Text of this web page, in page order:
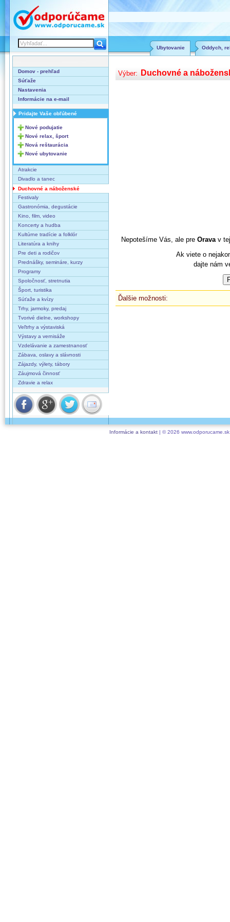
Oddych,
Ubytovanie
Domov - prehľad
Súťaže
Nastavenia
Informácie na e-mail
Pridajte Vaše obľúbené
Nové podujatie
Nové relax, šport
Nová reštaurácia
Nové ubytovanie
Atrakcie
Divadlo a tanec
Duchovné a náboženské
Festivaly
Gastronómia, degustácie
Kino, film, video
Koncerty a hudba
Kultúrne tradície a folklór
Literatúra a knihy
Pre deti a rodičov
Prednášky, semináre, kurzy
Programy
Spoločnosť, stretnutia
Šport, turistika
Súťaže a kvízy
Trhy, jarmoky, predaj
Tvorivé dielne, workshopy
Veľtrhy a výstaviská
Výstavy a vernisáže
Vzdelávanie a zamestnanosť
Zábava, oslavy a slávnosti
Zájazdy, výlety, tábory
Záujmová činnosť
Zdravie a relax
Výber: Duchovné a
Nepotešíme Vás, ale pre Oravav
Ak viete o
dajte nám
Ďalšie možnosti:
Informácie a kontakt| © 2026